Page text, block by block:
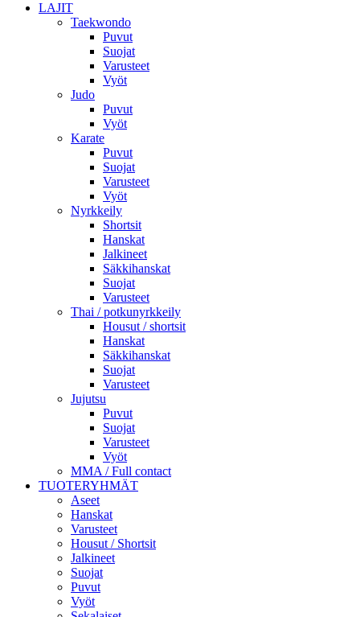
LAJIT
Taekwondo
Puvut
Suojat
Varusteet
Vyöt
Judo
Puvut
Vyöt
Karate
Puvut
Suojat
Varusteet
Vyöt
Nyrkkeily
Shortsit
Hanskat
Jalkineet
Säkkihanskat
Suojat
Varusteet
Thai / potkunyrkkeily
Housut / shortsit
Hanskat
Säkkihanskat
Suojat
Varusteet
Jujutsu
Puvut
Suojat
Varusteet
Vyöt
MMA / Full contact
TUOTERYHMÄT
Aseet
Hanskat
Varusteet
Housut / Shortsit
Jalkineet
Suojat
Puvut
Vyöt